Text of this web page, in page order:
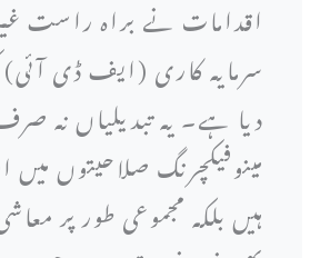
اقدامات نے براہ راست
سرمایہ کاری (ایف ڈی
دیا ہے۔ یہ تبدیلیاں نہ
مینوفیکچرنگ صلاحیتوں میں
ہیں بلکہ مجموعی طور پر